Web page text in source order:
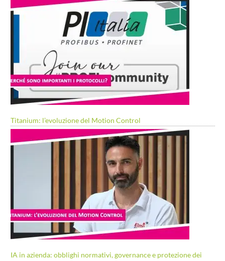
Titanium: l’evoluzione del Motion Control
IA in azienda: obblighi normativi, governance e protezione dei